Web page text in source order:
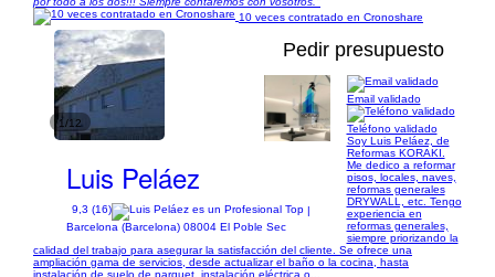
10 veces contratado en Cronoshare
1/12
Pedir presupuesto
Luis Peláez
9,3 (16)
|
Barcelona (Barcelona) 08004 El Poble Sec
Email validado
Teléfono validado
Soy Luis Peláez, de
Reformas KORAKI.
Me dedico a reformar
pisos, locales, naves,
reformas generales
DRYWALL, etc. Tengo
experiencia en
reformas generales,
siempre priorizando la
calidad del trabajo para asegurar la satisfacción del cliente. Se ofrece una
ampliación gama de servicios, desde actualizar el baño o la cocina, hasta
instalación de suelo de parquet, instalación eléctrica o...